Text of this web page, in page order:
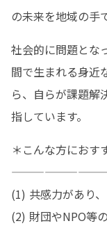
の未来を地域の手
社会的に問題とな
間で生まれる身近
ら、自らが課題解
指しています。
＊こんな方におす
(1) 共感力があり
(2) 財団やNPO等